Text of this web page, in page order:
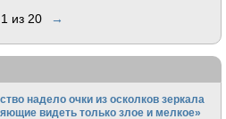
1 из 20 →
надело очки из осколков зеркала
видеть только злое и мелкое»